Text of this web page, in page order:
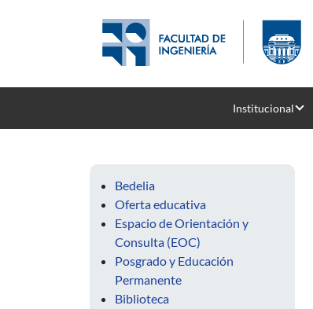
Institucional
Bedelia
Oferta educativa
Espacio de Orientación y
Consulta (EOC)
Posgrado y Educación
Permanente
Biblioteca